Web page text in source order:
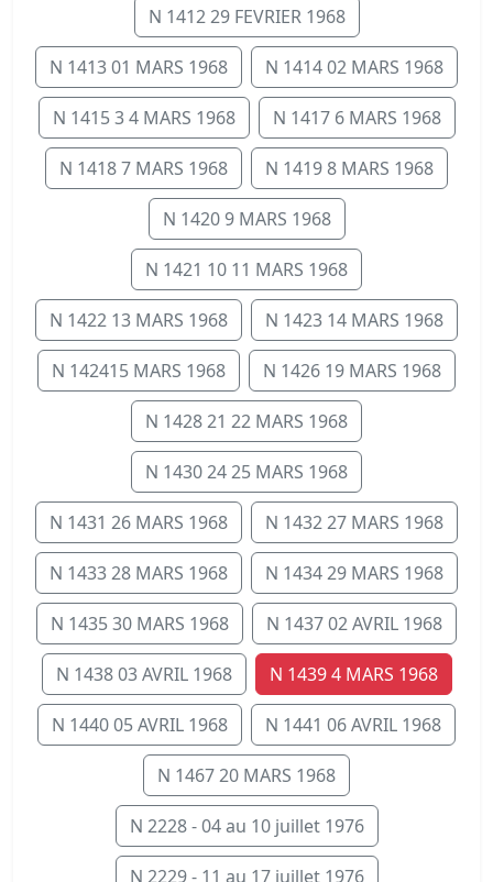
N 1412 29 FEVRIER 1968
N 1413 01 MARS 1968 N 1414 02 MARS 1968
N 1415 3 4 MARS 1968 N 1417 6 MARS 1968
N 1418 7 MARS 1968 N 1419 8 MARS 1968
N 1420 9 MARS 1968
N 1421 10 11 MARS 1968
N 1422 13 MARS 1968 N 1423 14 MARS 1968
N 142415 MARS 1968 N 1426 19 MARS 1968
N 1428 21 22 MARS 1968
N 1430 24 25 MARS 1968
N 1431 26 MARS 1968 N 1432 27 MARS 1968
N 1433 28 MARS 1968 N 1434 29 MARS 1968
N 1435 30 MARS 1968 N 1437 02 AVRIL 1968
N 1438 03 AVRIL 1968 N 1439 4 MARS 1968
N 1440 05 AVRIL 1968 N 1441 06 AVRIL 1968
N 1467 20 MARS 1968
N 2228 - 04 au 10 juillet 1976
N 2229 - 11 au 17 juillet 1976